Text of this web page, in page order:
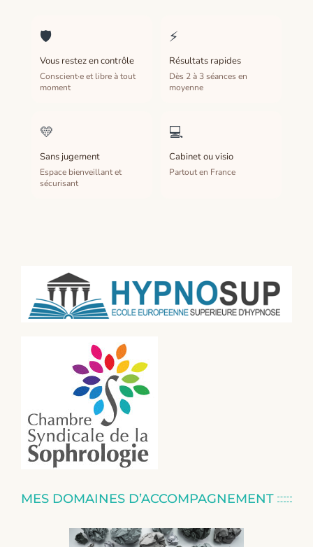
🛡️
Vous restez en contrôle
Conscient·e et libre à tout
moment
⚡
Résultats rapides
Dès 2 à 3 séances en
moyenne
💛
Sans jugement
Espace bienveillant et
sécurisant
💻
Cabinet ou visio
Partout en France
MES DOMAINES D’ACCOMPAGNEMENT